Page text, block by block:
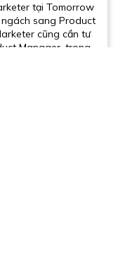
tại Tomorrow
sang Product
cũng cần tư
Manager, trong